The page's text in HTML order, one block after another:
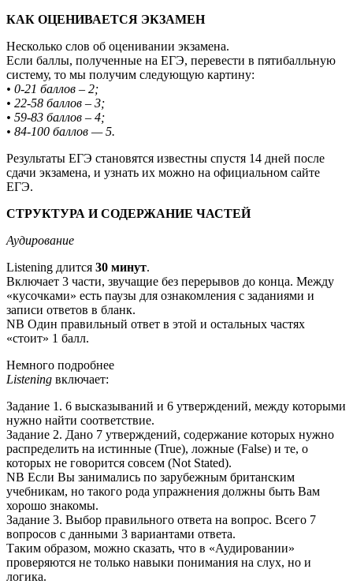
КАК ОЦЕНИВАЕТСЯ ЭКЗАМЕН
Несколько слов об оценивании экзамена.
Если баллы, полученные на ЕГЭ, перевести в пятибалльную
систему, то мы получим следующую картину:
• 0-21 баллов – 2;
• 22-58 баллов – 3;
• 59-83 баллов – 4;
• 84-100 баллов — 5.
Результаты ЕГЭ становятся известны cпустя 14 дней после
сдачи экзамена, и узнать их можно на официальном сайте
ЕГЭ.
СТРУКТУРА И СОДЕРЖАНИЕ ЧАСТЕЙ
Аудирование
Listening длится 30 минут.
Включает 3 части, звучащие без перерывов до конца. Между
«кусочками» есть паузы для ознакомления с заданиями и
записи ответов в бланк.
NB Один правильный ответ в этой и остальных частях
«стоит» 1 балл.
Немного подробнее
Listening включает:
Задание 1. 6 высказываний и 6 утверждений, между которыми
нужно найти соответствие.
Задание 2. Дано 7 утверждений, содержание которых нужно
распределить на истинные (True), ложные (False) и те, о
которых не говорится совсем (Not Stated).
NB Если Вы занимались по зарубежным британским
учебникам, но такого рода упражнения должны быть Вам
хорошо знакомы.
Задание 3. Выбор правильного ответа на вопрос. Всего 7
вопросов с данными 3 вариантами ответа.
Таким образом, можно сказать, что в «Аудировании»
проверяются не только навыки понимания на слух, но и
логика.